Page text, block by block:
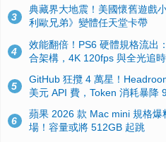
3
典藏界大地震！美國懷舊遊戲
利歐兄弟》變體任天堂卡帶
4
效能翻倍！PS6 硬體規格流出
合架構，4K 120fps 與全光追
5
GitHub 狂攬 4 萬星！
美元 API 費，Token 消耗暴降
6
蘋果 2026 款 Mac mini 規格
場！容量或將 512GB 起跳